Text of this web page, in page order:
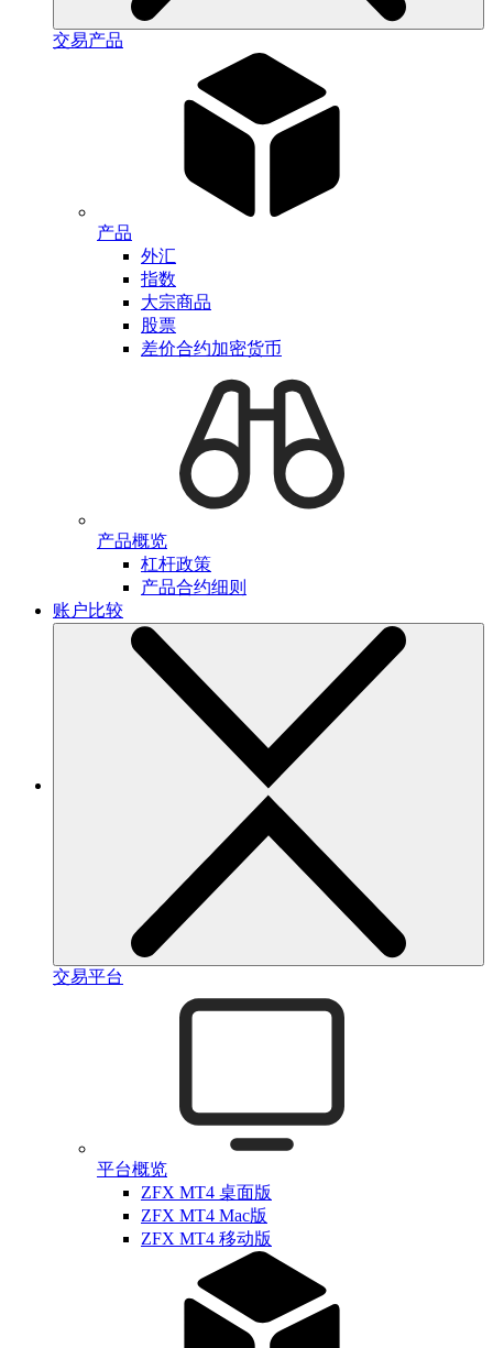
交易产品
产品
外汇
指数
大宗商品
股票
差价合约加密货币
产品概览
杠杆政策
产品合约细则
账户比较
交易平台
平台概览
ZFX MT4 桌面版
ZFX MT4 Mac版
ZFX MT4 移动版